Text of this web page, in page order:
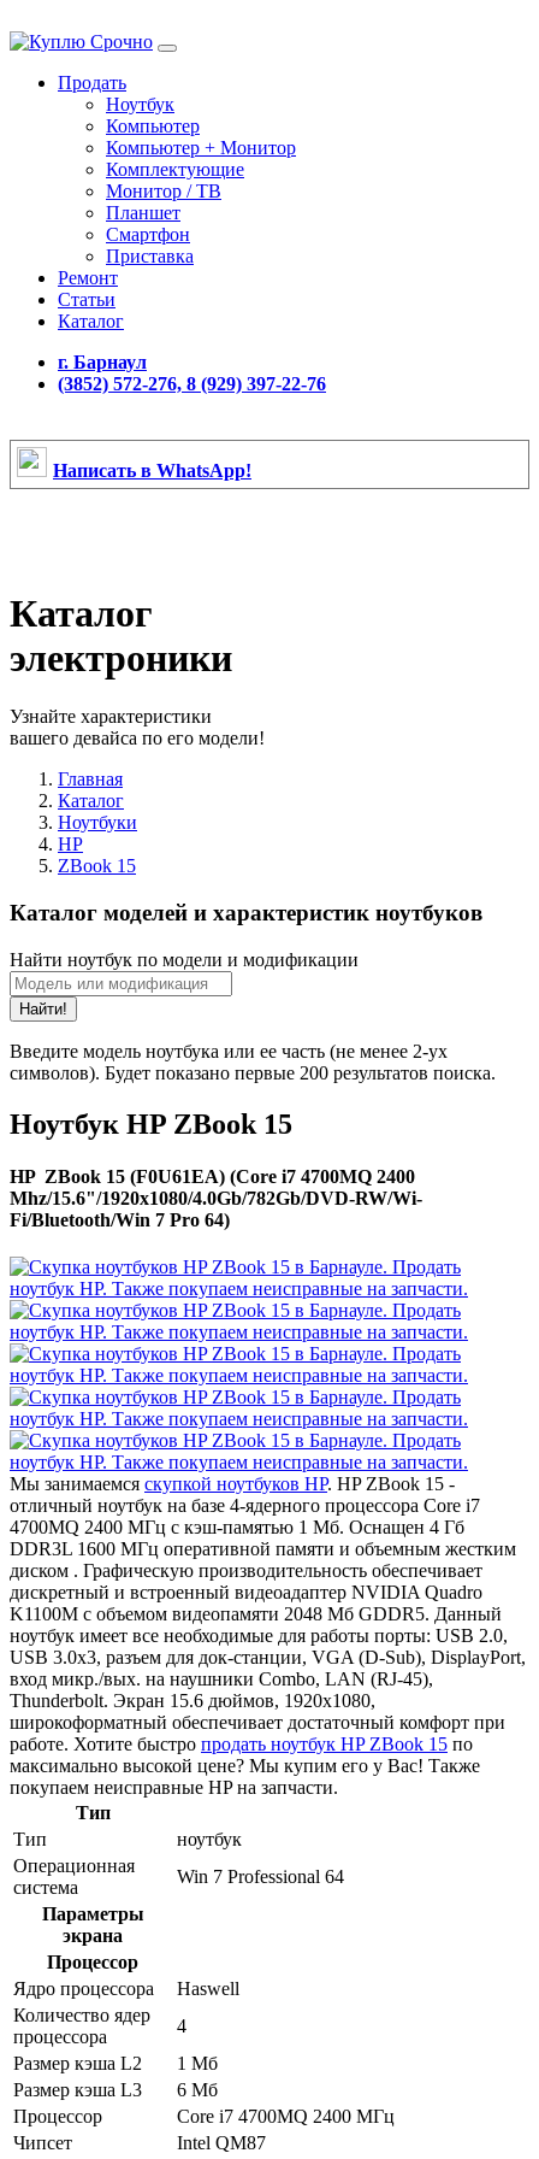
Продать
Ноутбук
Компьютер
Компьютер + Монитор
Комплектующие
Монитор / ТВ
Планшет
Смартфон
Приставка
Ремонт
Статьи
Каталог
г. Барнаул
(3852) 572-276, 8 (929) 397-22-76
Написать в WhatsApp!
Каталог
электроники
Узнайте характеристики
вашего девайса по его модели!
Главная
Каталог
Ноутбуки
HP
ZBook 15
Каталог моделей и характеристик ноутбуков
Найти ноутбук по модели и модификации
Найти!
Введите модель ноутбука или ее часть (не менее 2-ух
символов). Будет показано первые 200 результатов поиска.
Ноутбук HP ZBook 15
HP ZBook 15 (F0U61EA) (Core i7 4700MQ 2400
Mhz/15.6"/1920x1080/4.0Gb/782Gb/DVD-RW/Wi-
Fi/Bluetooth/Win 7 Pro 64)
Мы занимаемся скупкой ноутбуков HP. HP ZBook 15 -
отличный ноутбук на базе 4-ядерного процессора Core i7
4700MQ 2400 МГц с кэш-памятью 1 Мб. Оснащен 4 Гб
DDR3L 1600 МГц оперативной памяти и объемным жестким
диском . Графическую производительность обеспечивает
дискретный и встроенный видеоадаптер NVIDIA Quadro
K1100M с объемом видеопамяти 2048 Мб GDDR5. Данный
ноутбук имеет все необходимые для работы порты: USB 2.0,
USB 3.0x3, разъем для док-станции, VGA (D-Sub), DisplayPort,
вход микр./вых. на наушники Combo, LAN (RJ-45),
Thunderbolt. Экран 15.6 дюймов, 1920x1080,
широкоформатный обеспечивает достаточный комфорт при
работе. Хотите быстро продать ноутбук HP ZBook 15 по
максимально высокой цене? Мы купим его у Вас! Также
покупаем неисправные HP на запчасти.
Тип
Тип
ноутбук
Операционная
система
Win 7 Professional 64
Параметры
экрана
Процессор
Ядро процессора
Haswell
Количество ядер
процессора
4
Размер кэша L2
1 Мб
Размер кэша L3
6 Мб
Процессор
Core i7 4700MQ 2400 МГц
Чипсет
Intel QM87